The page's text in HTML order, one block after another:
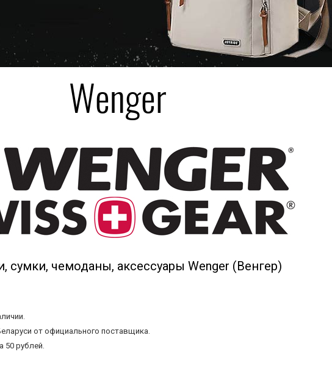
Wenger
сумки, чемоданы, аксессуары Wenger (Венгер)
от официального поставщика.
50 рублей.